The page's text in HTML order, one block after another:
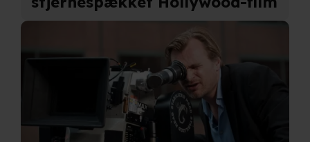
adresse. IP-adressen kan blive delt med vores
behandling af dine personoplysninger i både vores
cookiepolitik .